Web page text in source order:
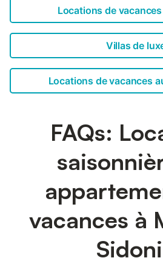
Locations de
Villas de
Locations de vacances
FAQs:
vacances à